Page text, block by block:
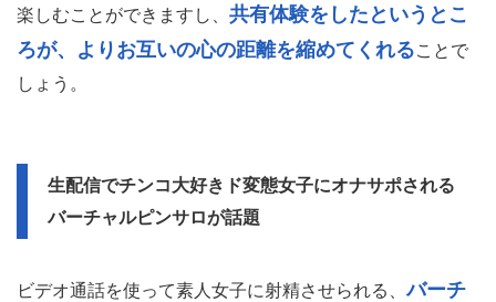
楽しむことができますし、 共有体験をしたというとこ
ろが、よりお互いの心の距離を縮めてくれることで
しょう。
生配信でチンコ大好きド変態女子にオナサポされる
バーチャルピンサロが話題
ビデオ通話を使って素人女子に射精させられる、バーチ